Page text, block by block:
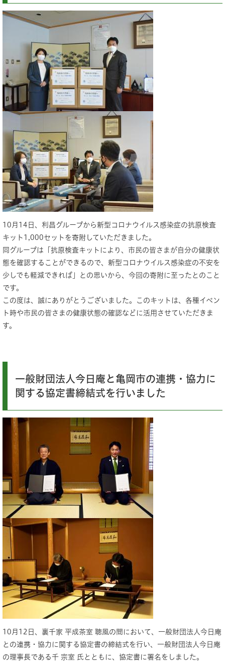
10月14日、利昌グループから新型コロナウイルス感染症の抗原検査
キット1,000セットを寄附していただきました。
同グループは「抗原検査キットにより、市民の皆さまが自分の健康状
態を確認することができるので、新型コロナウイルス感染症の不安を
少しでも軽減できれば」との思いから、今回の寄附に至ったとのこと
です。
この度は、誠にありがとうございました。このキットは、各種イベン
ト時や市民の皆さまの健康状態の確認などに活用させていただきま
す。
一般財団法人今日庵と亀岡市の連携・協力に
関する協定書締結式を行いました
10月12日、裏千家 平成茶室 聴風の間において、一般財団法人今日庵
との連携・協力に関する協定書の締結式を行い、一般財団法人今日庵
の理事長である千 宗室 氏とともに、協定書に署名をしました。